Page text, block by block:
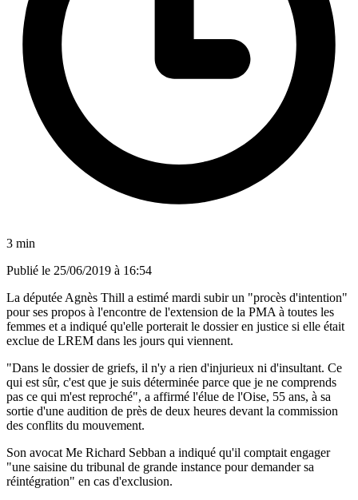
3 min
Publié le 25/06/2019 à 16:54
La députée Agnès Thill a estimé mardi subir un "procès d'intention"
pour ses propos à l'encontre de l'extension de la PMA à toutes les
femmes et a indiqué qu'elle porterait le dossier en justice si elle était
exclue de LREM dans les jours qui viennent.
"Dans le dossier de griefs, il n'y a rien d'injurieux ni d'insultant. Ce
qui est sûr, c'est que je suis déterminée parce que je ne comprends
pas ce qui m'est reproché", a affirmé l'élue de l'Oise, 55 ans, à sa
sortie d'une audition de près de deux heures devant la commission
des conflits du mouvement.
Son avocat Me Richard Sebban a indiqué qu'il comptait engager
"une saisine du tribunal de grande instance pour demander sa
réintégration" en cas d'exclusion.